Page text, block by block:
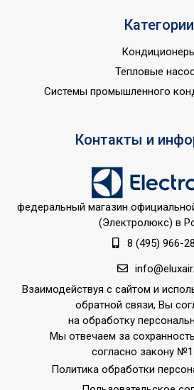
Ширина товара
88.9
производительность
Эффективен для помещ.
80
Макс. длина магистрали
Регулировка
температуры
охлаждения
Да
Класс
энергоэффективности
A++
Категории
Тепловые
Системы промышленного
Контакты и
федеральный магазин
(Электролюкс) в
8 (495) 966-
Взаимодействуя с сайтом и
обратной связи, Вы
на обработку
Мы отвечаем за
согласно закону
Политика обработки